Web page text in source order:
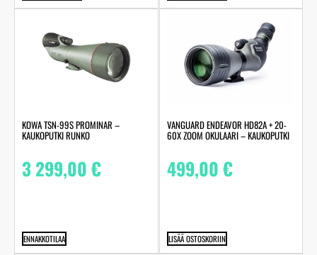
KOWA TSN-99S PROMINAR –
KAUKOPUTKI RUNKO
3 299,00€
ENNAKKOTILAA
VANGUARD ENDEAVOR HD82A + 20-
60X ZOOM OKULAARI – KAUKOPUTKI
499,00€
LISÄÄ OSTOSKORIIN